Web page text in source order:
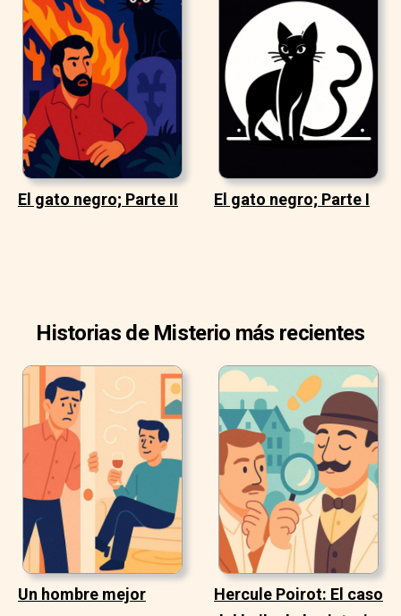
El gato negro; Parte II El gato negro; Parte I
Historias de Misterio más recientes
Un hombre mejor
Hercule Poirot: El caso